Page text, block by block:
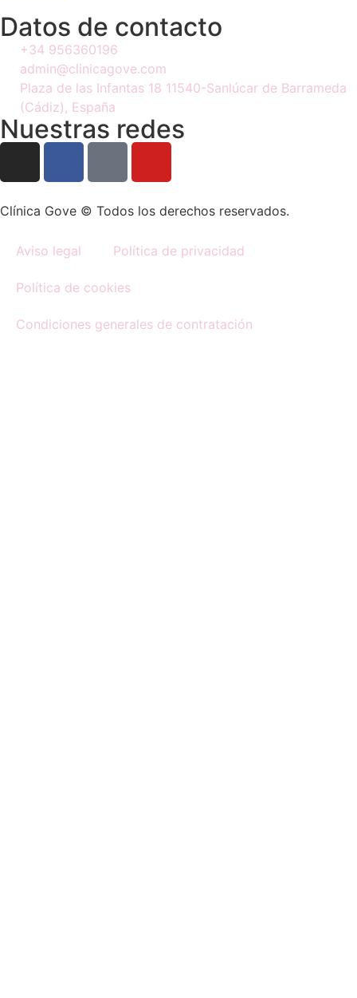
Datos de contacto
+34 956360196
admin@clinicagove.com
Plaza de las Infantas 18 11540-Sanlúcar de Barrameda
(Cádiz), España
Nuestras redes
Clínica Gove © Todos los derechos reservados.
Aviso legal Política de privacidad
Política de cookies
Condiciones generales de contratación